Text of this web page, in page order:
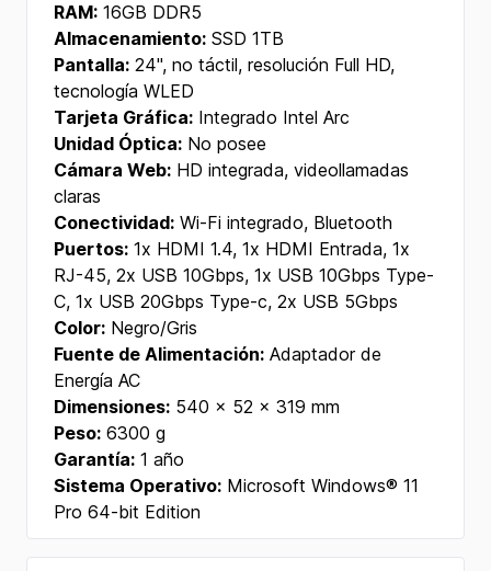
RAM: 16GB DDR5
Almacenamiento: SSD 1TB
Pantalla: 24'', no táctil, resolución Full HD,
tecnología WLED
Tarjeta Gráfica: Integrado Intel Arc
Unidad Óptica: No posee
Cámara Web: HD integrada, videollamadas
claras
Conectividad: Wi-Fi integrado, Bluetooth
Puertos: 1x HDMI 1.4, 1x HDMI Entrada, 1x
RJ-45, 2x USB 10Gbps, 1x USB 10Gbps Type-
C, 1x USB 20Gbps Type-c, 2x USB 5Gbps
Color: Negro/Gris
Fuente de Alimentación: Adaptador de
Energía AC
Dimensiones: 540 x 52 x 319 mm
Peso: 6300 g
Garantía: 1 año
Sistema Operativo: Microsoft Windows® 11
Pro 64-bit Edition